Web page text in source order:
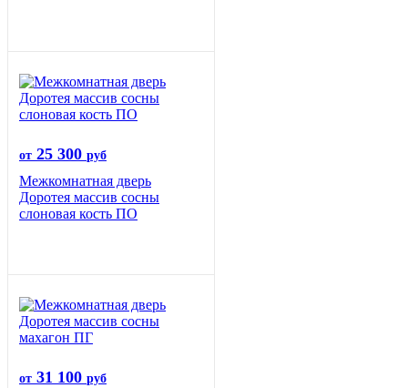
от 25 300 руб
Межкомнатная дверь
Доротея массив сосны
слоновая кость ПО
от 31 100 руб